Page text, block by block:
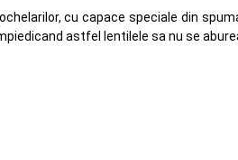
cu capace speciale din
astfel lentilele sa nu se